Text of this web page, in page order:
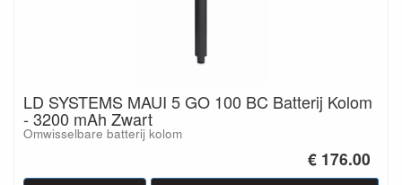
LD SYSTEMS MAUI 5 GO 100 BC Batterij Kolom
- 3200 mAh Zwart
Omwisselbare batterij kolom
€ 176.00